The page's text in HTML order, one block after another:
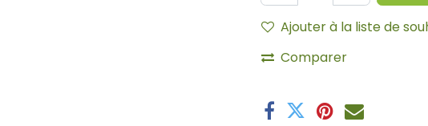
Ajouter à la liste de
Comparer